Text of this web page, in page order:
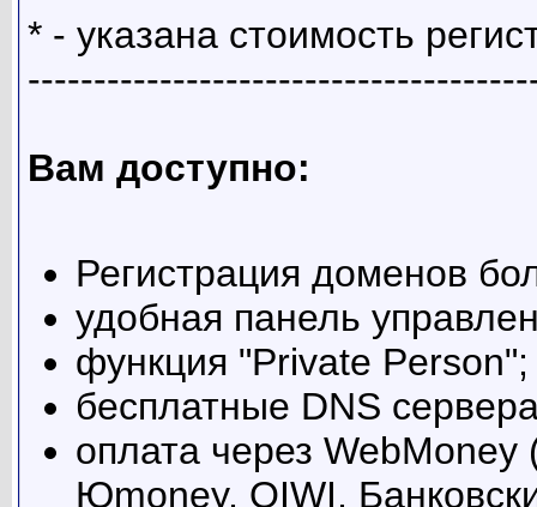
* - указана стоимость
Вам доступно:
Регистрация доменов
удобная панель
функция "Private Person";
бесплатные DNS
оплата через
Юmoney, QIWI,